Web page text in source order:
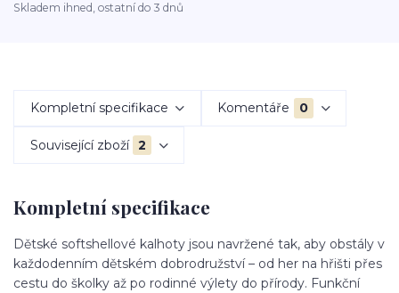
Skladem ihned, ostatní do 3 dnů
Kompletní specifikace Komentáře 0
Související zboží 2
Kompletní specifikace
Dětské softshellové kalhoty jsou navržené tak, aby obstály v
každodenním dětském dobrodružství – od her na hřišti přes
cestu do školky až po rodinné výlety do přírody. Funkční